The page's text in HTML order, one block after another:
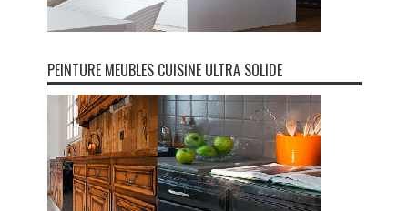
PEINTURE MEUBLES CUISINE ULTRA SOLIDE